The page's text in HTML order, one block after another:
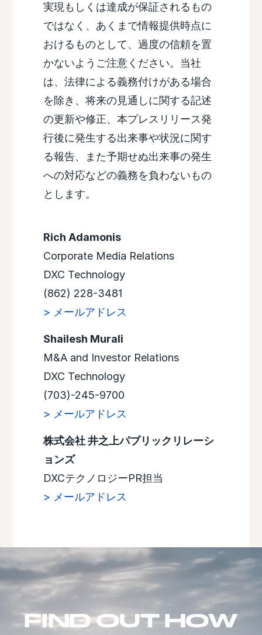
実現もしくは達成が保証されるもの
ではなく、あくまで情報提供時点に
おけるものとして、過度の信頼を置
かないようご注意ください。当社
は、法律による義務付けがある場合
を除き、将来の見通しに関する記述
の更新や修正、本プレスリリース発
行後に発生する出来事や状況に関す
る報告、また予期せぬ出来事の発生
への対応などの義務を負わないもの
とします。
Rich Adamonis
Corporate Media Relations
DXC Technology
(862) 228-3481
> メールアドレス
Shailesh Murali
M&A and Investor Relations
DXC Technology
(703)-245-9700
> メールアドレス
株式会社 井之上パブリックリレーシ
ョンズ
DXCテクノロジーPR担当
> メールアドレス
FIND OUT HOW